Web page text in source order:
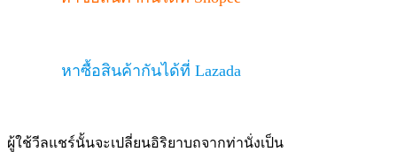
หาซื้อสินค้ากันได้ที่ Lazada
ผู้ใช้วีลแชร์นั้นจะเปลี่ยนอิริยาบถจากท่านั่งเป็น